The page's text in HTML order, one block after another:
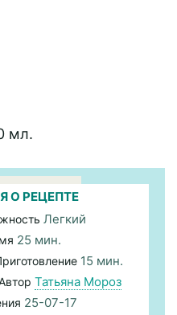
мл.
О РЕЦЕПТЕ
Легкий
25 мин.
15 мин.
Татьяна Мороз
25-07-17